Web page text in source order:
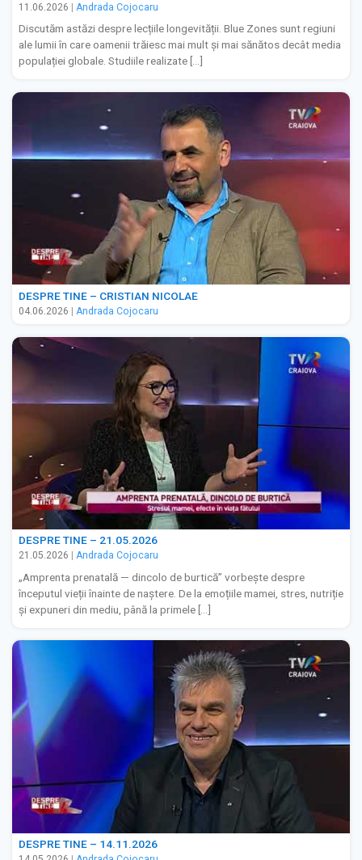
11.06.2026 | Andrada Cojocaru
Discutăm astăzi despre lecțiile longevității. Blue Zones sunt regiuni
ale lumii în care oamenii trăiesc mai mult și mai sănătos decât media
populației globale. Studiile realizate […]
DESPRE TINE – CRISTIAN NICOLAE
04.06.2026 | Andrada Cojocaru
DESPRE TINE – 21.05.2026
21.05.2026 Andrada Cojocaru
„Amprenta prenatală — dincolo de burtică” vorbește despre
începutul vieții înainte de naștere. De la emoțiile mamei, stres, nutriție
și expuneri din mediu, până la primele […]
DESPRE TINE – 14.11.2026